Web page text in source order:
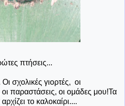
πτήσεις...
σχολικές γιορτές, οι
παραστάσεις, οι ομάδες μου!Τα
το καλοκαίρι....